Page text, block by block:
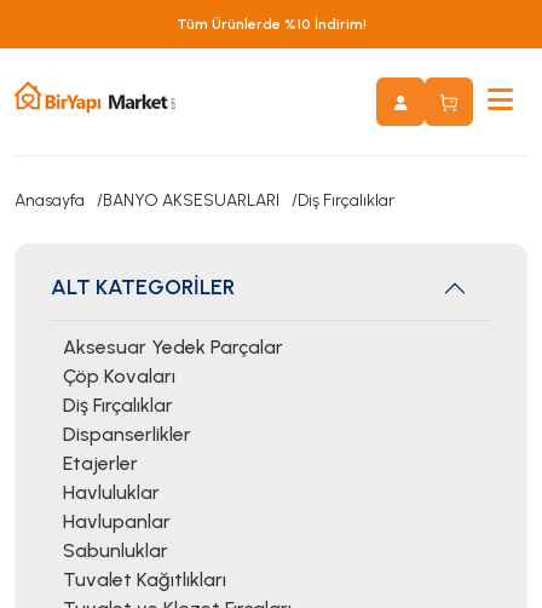
Tüm Ürünlerde %10 İndirim!
Anasayfa BANYO AKSESUARLARI Diş Fırçalıklar
ALT KATEGORİLER
Aksesuar Yedek Parçalar
Çöp Kovaları
Diş Fırçalıklar
Dispanserlikler
Etajerler
Havluluklar
Havlupanlar
Sabunluklar
Tuvalet Kağıtlıkları